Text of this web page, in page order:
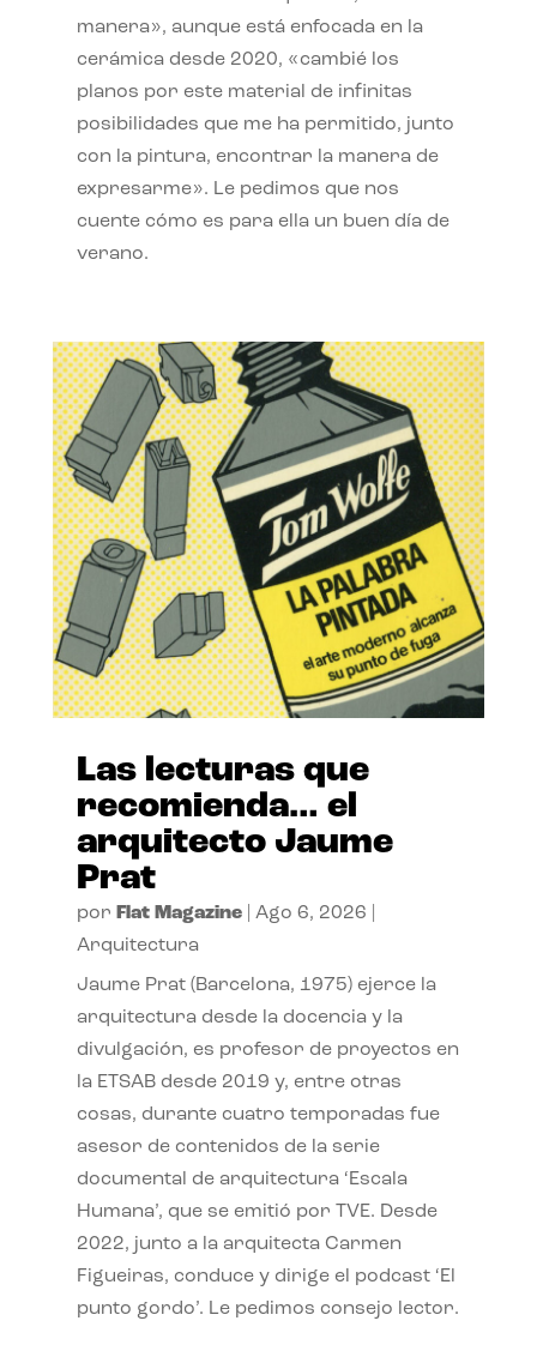
manera», aunque está enfocada en la
cerámica desde 2020, «cambié los
planos por este material de infinitas
posibilidades que me ha permitido, junto
con la pintura, encontrar la manera de
expresarme». Le pedimos que nos
cuente cómo es para ella un buen día de
verano.
Las lecturas que
recomienda… el
arquitecto Jaume
Prat
por Flat Magazine| Ago 6, 2026
Arquitectura
Jaume Prat (Barcelona, 1975) ejerce la
arquitectura desde la docencia y la
divulgación, es profesor de proyectos en
la ETSAB desde 2019 y, entre otras
cosas, durante cuatro temporadas fue
asesor de contenidos de la serie
documental de arquitectura ‘Escala
Humana’, que se emitió por TVE. Desde
2022, junto a la arquitecta Carmen
Figueiras, conduce y dirige el podcast ‘El
punto gordo’. Le pedimos consejo lector.